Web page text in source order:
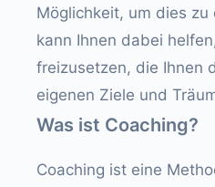
Möglichkeit, um dies zu
kann Ihnen dabei
freizusetzen, die Ihnen
eigenen Ziele und
Was ist Coaching?
Coaching ist eine